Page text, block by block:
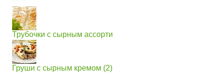
Трубочки с сырным ассорти
Груши с сырным кремом (2)